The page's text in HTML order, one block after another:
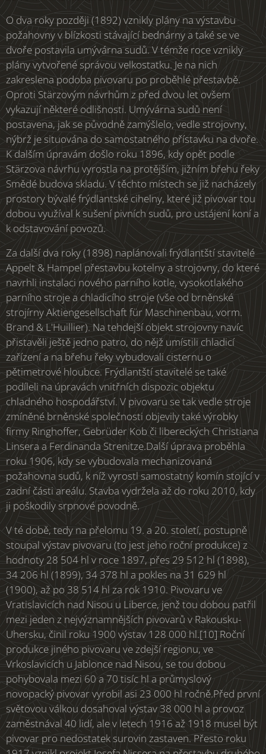
O dva roky později (1892) vznikly plány na výstavbu
požahovny v blízkosti stávající bednárny a také se ve
dvoře postavila umývárna sudů. V témže roce vznikly
plány vytvořené správou velkostatku. Je na nich
zakreslena podoba pivovaru po proběhlé přestavbě.
Oproti Stärzovým návrhům z před dvou let ovšem
vykazují některé odlišnosti. Umývárna sudů není
postavena, jak se původně zamýšlelo, vedle strojovny,
nýbrž je situována do samostatného přístavku na dvoře.
K dalším úpravám došlo roku 1896, kdy opět podle
Stärzova návrhu vyrostla na protějším, jižním břehu řeky
Smědé budova skladu. V těchto místech se již nacházely
prostory bývalé frýdlantské cihelny, které již pivovar tou
dobou využíval k sušení pivních sudů, pro ustájení koní a
k odstavování povozů.
Za další dva roky (1898) naplánovali frýdlantští stavitelé
Appelt & Hampel přestavbu kotelny a strojovny, do které
navrhli instalaci nového parního kotle, vysokotlakého
parního stroje a chladicího stroje (vše od brněnské
strojírny Aktiengesellschaft für Maschinenbau, vorm.
Brand & L'Huillier). Na tehdejší objekt strojovny navíc
přistavěli ještě jedno patro, do nějž umístili chladicí
zařízení a na břehu řeky vybudovali cisternu o
pětimetrové hloubce. Frýdlantští stavitelé se také
podíleli na úpravách vnitřních dispozic objektu
chladného hospodářství. V pivovaru se tak vedle stroje
zmíněné brněnské společnosti objevily také výrobky
firmy Ringhoffer, Gebrüder Kob či libereckých Christiana
Linsera a Ferdinanda Strenitze.Další úprava proběhla
roku 1906, kdy se vybudovala mechanizovaná
požahovna sudů, k níž vyrostl samostatný komín stojící v
zadní části areálu. Stavba vydržela až do roku 2010, kdy
ji poškodily srpnové povodně.
V té době, tedy na přelomu 19. a 20. století, postupně
stoupal výstav pivovaru (to jest jeho roční produkce) z
hodnoty 28 504 hl v roce 1897, přes 29 512 hl (1898),
34 206 hl (1899), 34 378 hl a pokles na 31 629 hl
(1900), až po 38 514 hl za rok 1910. Pivovaru ve
Vratislavicích nad Nisou u Liberce, jenž tou dobou patřil
mezi jeden z nejvýznamnějších pivovarů v Rakousku-
Uhersku, činil roku 1900 výstav 128 000 hl.[10] Roční
produkce jiného pivovaru ve zdejší regionu, ve
Vrkoslavicích u Jablonce nad Nisou, se tou dobou
pohybovala mezi 60 a 70 tisíc hl a průmyslový
novopacký pivovar vyrobil asi 23 000 hl ročně.Před první
světovou válkou dosahoval výstav 38 000 hl a provoz
zaměstnával 40 lidí, ale v letech 1916 až 1918 musel být
pivovar pro nedostatek surovin zastaven. Přesto roku